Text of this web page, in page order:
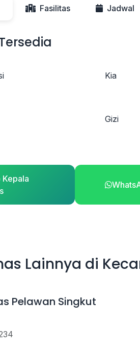
Fasilitas Jadwal
Kia
Gizi
Lainnya di
Pelawan Singkut